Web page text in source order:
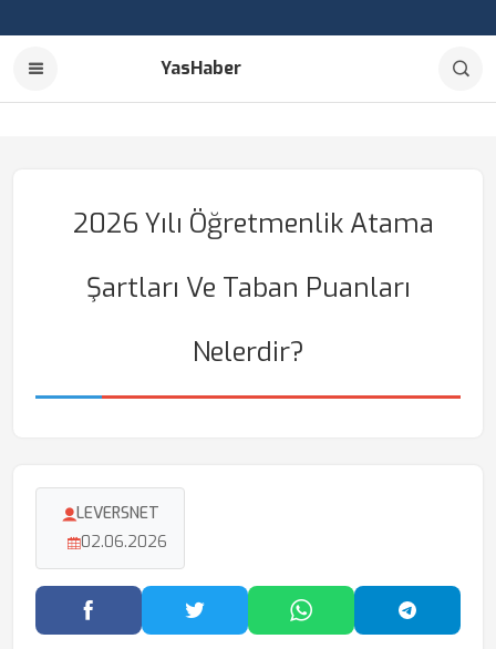
YasHaber
2026 Yılı Öğretmenlik Atama
Şartları Ve Taban Puanları
Nelerdir?
LEVERSNET
02.06.2026
Facebook'ta PaylaşTwitter'da PaylaşWhatsApp'ta Paylaş